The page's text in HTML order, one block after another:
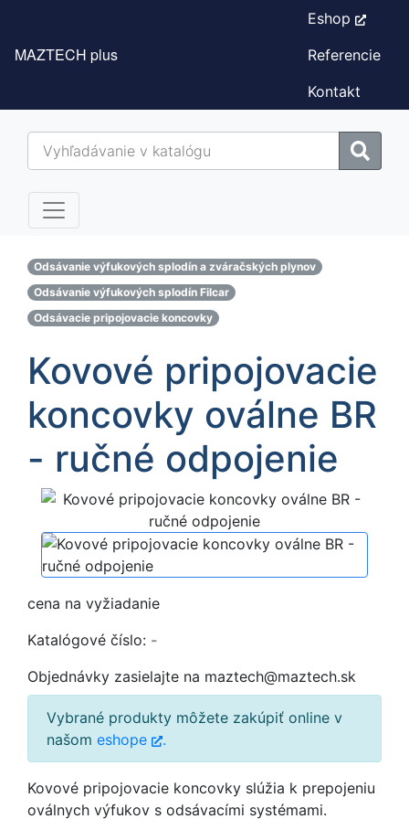
MAZTECH plus
Eshop
Referencie
Kontakt
Odsávanie výfukových splodín a zváračských plynov
Odsávanie výfukových splodín Filcar
Odsávacie pripojovacie koncovky
Kovové pripojovacie
koncovky oválne BR
- ručné odpojenie
cena na vyžiadanie
Katalógové číslo: -
Objednávky zasielajte na maztech@maztech.sk
Vybrané produkty môžete zakúpiť online v
našom eshope .
Kovové pripojovacie koncovky slúžia k prepojeniu
oválnych výfukov s odsávacími systémami.